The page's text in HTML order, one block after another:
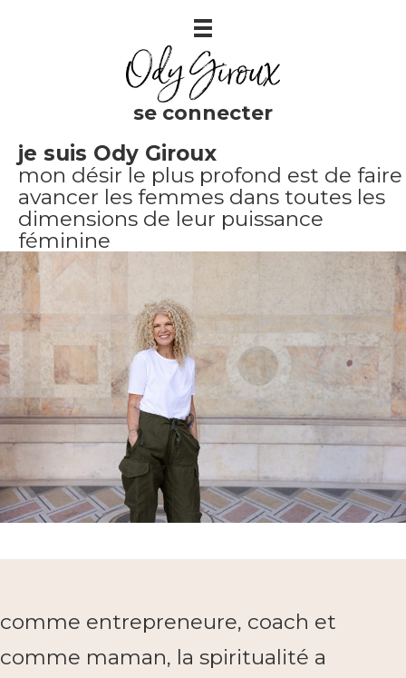
se connecter
je suis Ody Giroux
mon désir le plus profond est de faire
avancer les femmes dans toutes les
dimensions de leur puissance
féminine
comme entrepreneure, coach et
comme maman, la spiritualité a